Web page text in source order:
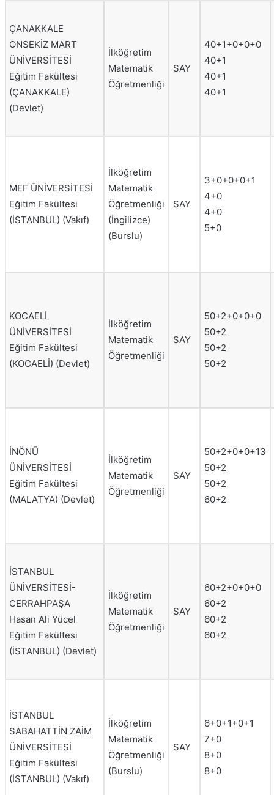
ÇANAKKALE
ONSEKİZ MART
ÜNİVERSİTESİ
Eğitim Fakültesi
(ÇANAKKALE)
(Devlet)
İlköğretim
Matematik
Öğretmenliği
SAY
40+1+0+0+0
40+1
40+1
40+1
MEF ÜNİVERSİTESİ
Eğitim Fakültesi
(İSTANBUL) (Vakıf)
İlköğretim
Matematik
Öğretmenliği
(İngilizce)
(Burslu)
SAY
3+0+0+0+1
4+0
4+0
5+0
KOCAELİ
ÜNİVERSİTESİ
Eğitim Fakültesi
(KOCAELİ) (Devlet)
İlköğretim
Matematik
Öğretmenliği
SAY
50+2+0+0+0
50+2
50+2
50+2
İNÖNÜ
ÜNİVERSİTESİ
Eğitim Fakültesi
(MALATYA) (Devlet)
İlköğretim
Matematik
Öğretmenliği
SAY
50+2+0+0+13
50+2
50+2
60+2
İSTANBUL
ÜNİVERSİTESİ-
CERRAHPAŞA
Hasan Ali Yücel
Eğitim Fakültesi
(İSTANBUL) (Devlet)
İlköğretim
Matematik
Öğretmenliği
SAY
60+2+0+0+0
60+2
60+2
60+2
İSTANBUL
SABAHATTİN ZAİM
ÜNİVERSİTESİ
Eğitim Fakültesi
(İSTANBUL) (Vakıf)
İlköğretim
Matematik
Öğretmenliği
(Burslu)
SAY
6+0+1+0+1
7+0
8+0
8+0